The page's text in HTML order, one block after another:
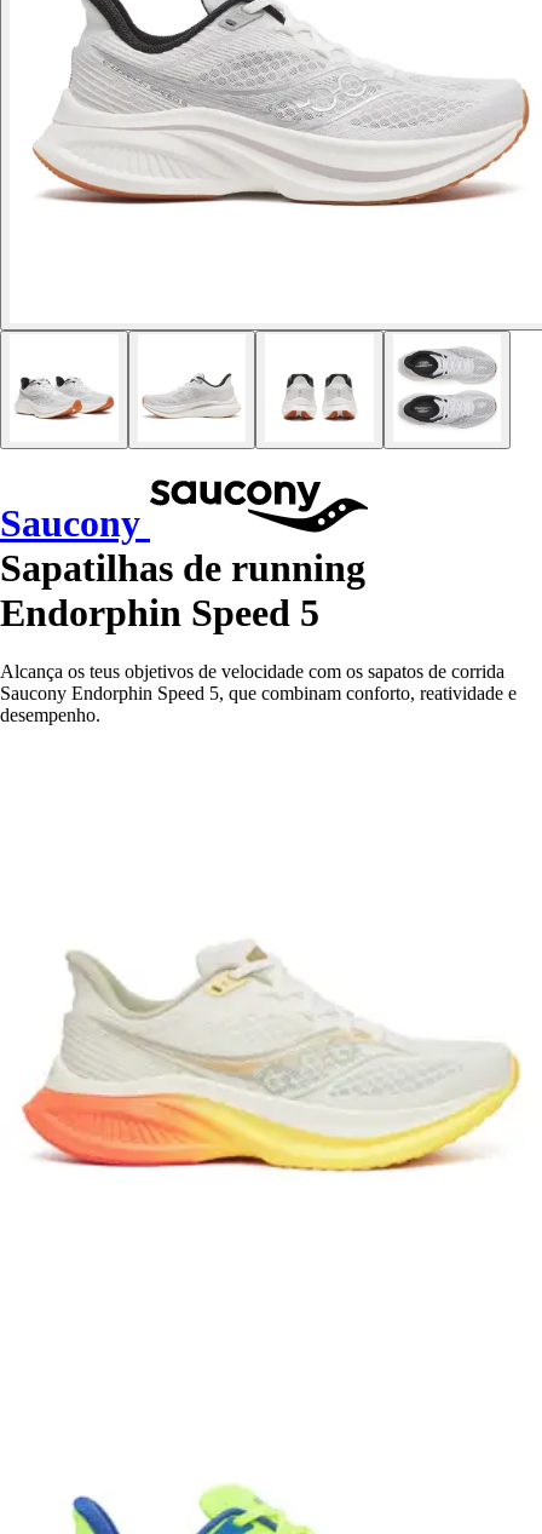
Saucony
Sapatilhas de running
Endorphin Speed 5
Alcança os teus objetivos de velocidade com os sapatos de corrida
Saucony Endorphin Speed 5, que combinam conforto, reatividade e
desempenho.